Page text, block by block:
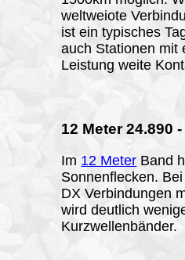
weltweiote
ist ein typisches
auch Stationen mit
Leistung weite
12 Meter 24.890
Im 12 Meter Band
Sonnenflecken.
DX Verbindungen
wird deutlich
Kurzwellenbänder.